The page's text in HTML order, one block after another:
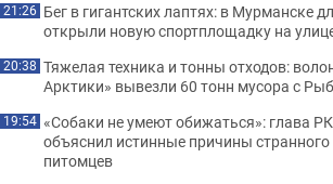
21:26 Бег в гигантских лаптях: в Мурманске
открыли новую спортплощадку на
20:38 Тяжелая техника и тонны отходов:
Арктики» вывезли 60 тонн мусора с
19:54 «Собаки не умеют обижаться»: глава
объяснил истинные причины странного
питомцев